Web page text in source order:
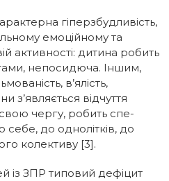
гіперзбудливість,
емоційному та
ак­тивності: дитина робить
непосидюча. Іншим,
в’ялість,
з’являється відчуття
свою чергу, робить спе­
себе, до однолітків, до
колективу [3].
із ЗПР типовий дефіцит